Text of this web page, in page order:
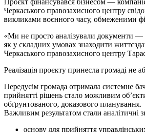
Черкаського правозахисного центру
викликами воєнного часу, обмеженими
«Ми не просто аналізували документи —
як у складних умовах знаходити
Черкаського правозахисного центру
Реалізація проєкту принесла громаді не
Передусім громада отримала системне
прийнятті рішень стало можливим
обґрунтованого, доказового планування.
Важливим результатом стали аналітичні
основу для прийняття